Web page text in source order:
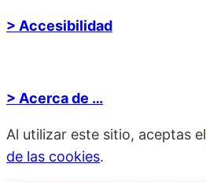
> Accesibilidad
> Acerca de …
Al utilizar este sitio, aceptas el
de las cookies.